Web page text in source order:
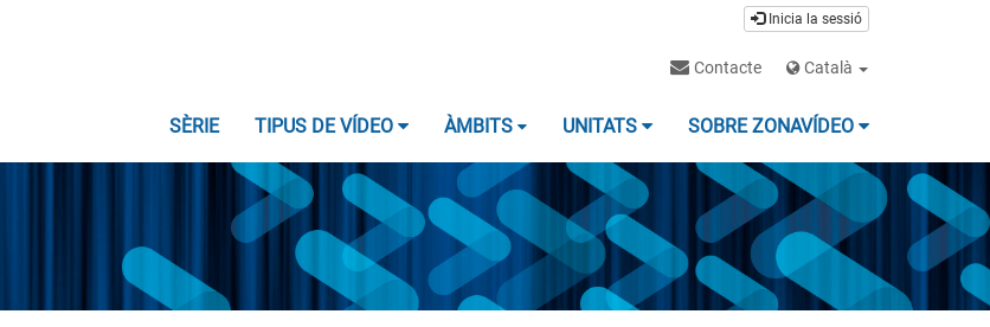
Inicia la sessió
Contacte Català
SÈRIE TIPUS DE VÍDEO ÀMBITS UNITATS SOBRE ZONAVÍDEO